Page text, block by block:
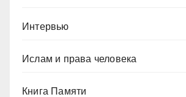
Интервью
Ислам и права человека
Книга Памяти